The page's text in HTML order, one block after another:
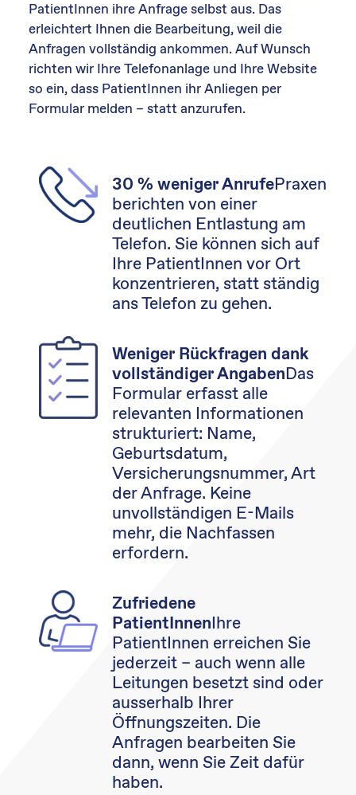
PatientInnen ihre Anfrage selbst aus. Das
erleichtert Ihnen die Bearbeitung, weil die
Anfragen vollständig ankommen. Auf Wunsch
richten wir Ihre Telefonanlage und Ihre Website
so ein, dass PatientInnen ihr Anliegen per
Formular melden – statt anzurufen.
30 % weniger AnrufePraxen
berichten von einer
deutlichen Entlastung am
Telefon. Sie können sich auf
Ihre PatientInnen vor Ort
konzentrieren, statt ständig
ans Telefon zu gehen.
Weniger Rückfragen dank
vollständiger AngabenDas
Formular erfasst alle
relevanten Informationen
strukturiert: Name,
Geburtsdatum,
Versicherungsnummer, Art
der Anfrage. Keine
unvollständigen E-Mails
mehr, die Nachfassen
erfordern.
Zufriedene
PatientInnenIhre
PatientInnen erreichen Sie
jederzeit – auch wenn alle
Leitungen besetzt sind oder
ausserhalb Ihrer
Öffnungszeiten. Die
Anfragen bearbeiten Sie
dann, wenn Sie Zeit dafür
haben.